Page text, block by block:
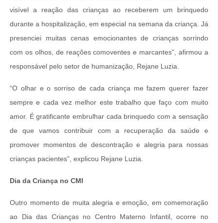
visível a reação das crianças ao receberem um brinquedo
durante a hospitalização, em especial na semana da criança. Já
presenciei muitas cenas emocionantes de crianças sorrindo
com os olhos, de reações comoventes e marcantes”, afirmou a
responsável pelo setor de humanização, Rejane Luzia.
“O olhar e o sorriso de cada criança me fazem querer fazer
sempre e cada vez melhor este trabalho que faço com muito
amor. É gratificante embrulhar cada brinquedo com a sensação
de que vamos contribuir com a recuperação da saúde e
promover momentos de descontração e alegria para nossas
crianças pacientes”, explicou Rejane Luzia.
Dia da Criança no CMI
Outro momento de muita alegria e emoção, em comemoração
ao Dia das Crianças no Centro Materno Infantil, ocorre no